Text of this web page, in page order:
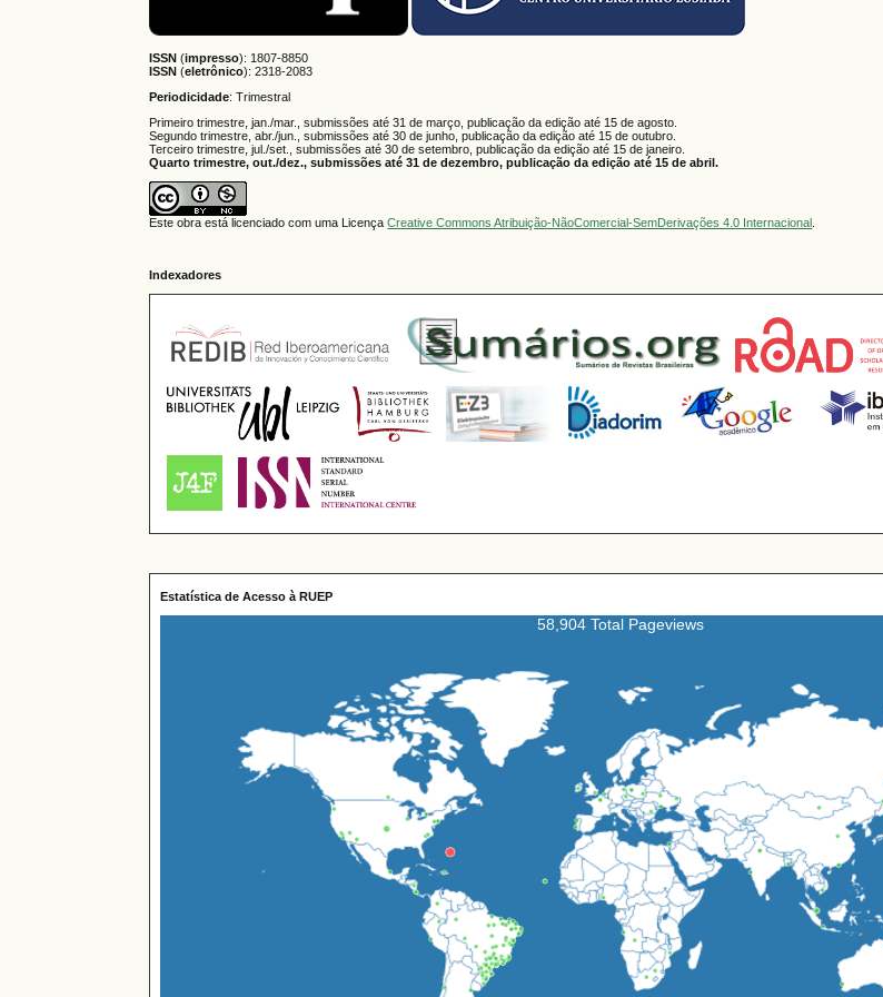
ISSN (impresso): 1807-8850
ISSN (eletrônico):2318-2083
Periodicidade: Trimestral
Primeiro trimestre, jan./mar., submissões até 31 de março, publicação da edição até 15 de agosto.
Segundo trimestre, abr./jun., submissões até 30 de junho, publicação da edição até 15 de outubro.
Terceiro trimestre, jul./set., submissões até 30 de setembro, publicação da edição até 15 de janeiro.
Quarto trimestre, out./dez., submissões até 31 de dezembro, publicação da edição até 15 de abril.
Este obra está licenciado com uma LicençaCreative Commons Atribuição-NãoComercial-SemDerivações 4.0 Internacional
Indexadores
Estatística de Acesso à RUEP
58,904 Total Pageviews